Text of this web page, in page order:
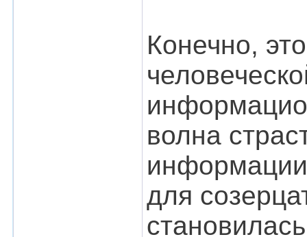
Конечно,
волна
для